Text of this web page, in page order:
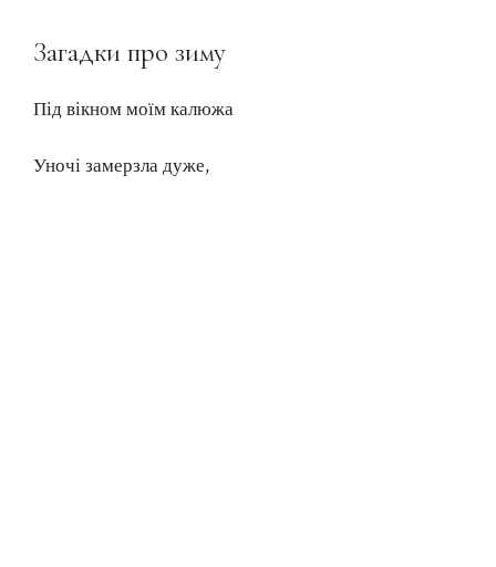
Загадки про зиму
Під вікном моїм калюжа
Уночі замерзла дуже,